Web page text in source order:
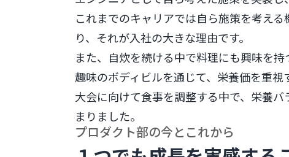
これまでのキャリアでは自ら施策を考え
り、それが入社の大きな理由です。
また、自炊を続ける中で料理にも興味を
趣味のボディビルを通じて、栄養価を重
大会に向けて食事を調整する中で、栄養
まりました。
プロダクト部の今とこれから